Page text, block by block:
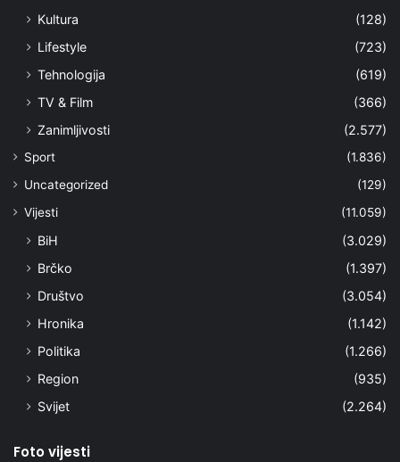
Kultura
(128)
Lifestyle
(723)
Tehnologija
(619)
TV & Film
(366)
Zanimljivosti
(2.577)
Sport
(1.836)
Uncategorized
(129)
Vijesti
(11.059)
BiH
(3.029)
Brčko
(1.397)
Društvo
(3.054)
Hronika
(1.142)
Politika
(1.266)
Region
(935)
Svijet
(2.264)
Foto vijesti